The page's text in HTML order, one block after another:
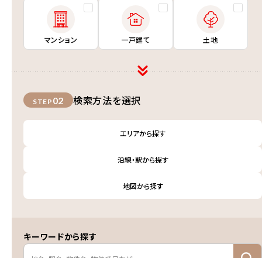
マンション 一戸建て 土地
STEP 02 検索方法を選択
エリアから探す
沿線・駅から探す
地図から探す
キーワードから探す